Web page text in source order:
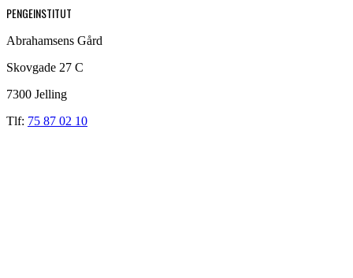
PENGEINSTITUT
Abrahamsens Gård
Skovgade 27 C
7300 Jelling
Tlf: 75 87 02 10